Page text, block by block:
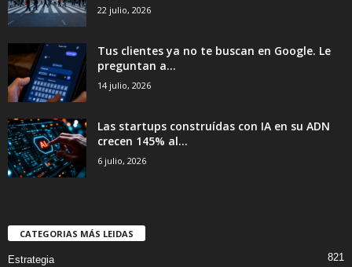
22 julio, 2026
Tus clientes ya no te buscan en Google. Le
preguntan a...
14 julio, 2026
Las startups construídas con IA en su ADN
crecen 145% al...
6 julio, 2026
CATEGORIAS MÁS LEIDAS
Estrategia 821